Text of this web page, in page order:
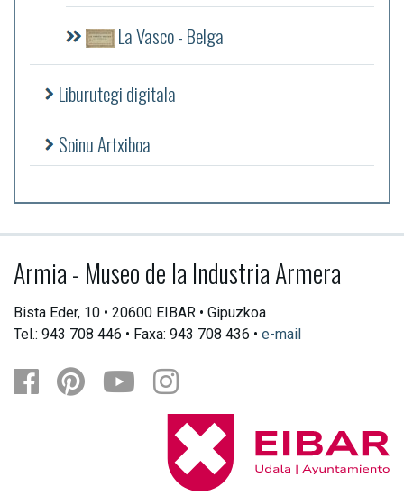
La Vasco - Belga
Liburutegi digitala
Soinu Artxiboa
Armia - Museo de la Industria Armera
Bista Eder, 10 • 20600 EIBAR • Gipuzkoa
Tel.: 943 708 446 • Faxa: 943 708 436 • e-mail